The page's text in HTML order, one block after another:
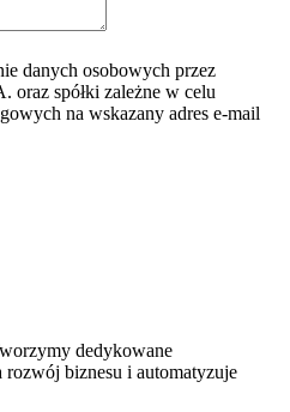
danych osobowych przez
oraz spółki zależne w celu
na wskazany adres e-⁠mail
dedykowane
biznesu i automatyzuje